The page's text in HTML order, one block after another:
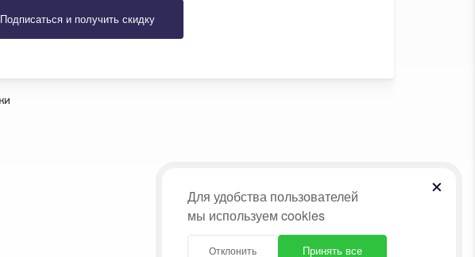
Подписаться и получить скидку
Для удобства пользователей
мы используем cookies
Отклонить Принять все